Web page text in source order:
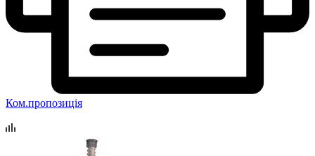
Ком.пропозиція